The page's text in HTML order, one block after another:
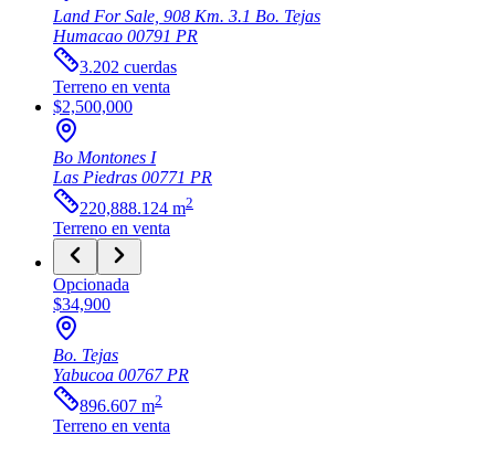
Land For Sale, 908 Km. 3.1 Bo. Tejas
Humacao 00791 PR
3.202 cuerdas
Terreno en venta
$2,500,000
Bo Montones I
Las Piedras 00771 PR
220,888.124 m2
Terreno en venta
Opcionada
$34,900
Bo. Tejas
Yabucoa 00767PR
896.607 m2
Terreno en venta